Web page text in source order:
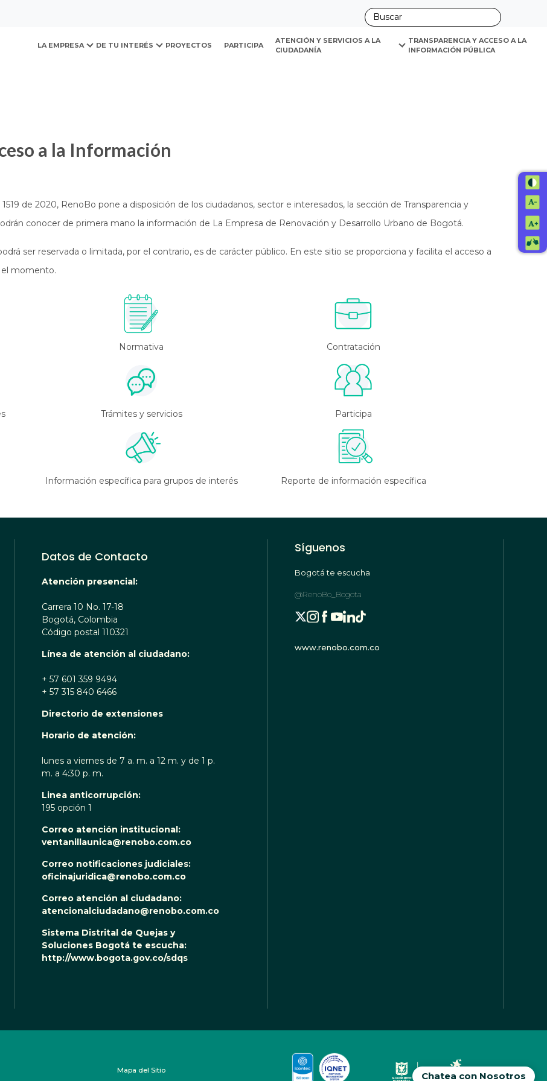
y Desarrollo Urbano
Chatea con Nosotros
LA EMPRESA DE TU INTERÉS PROYECTOS PARTICIPA
ATENCIÓN Y SERVICIOS A LA
CIUDADANÍA
TRANSPARENCIA Y ACCESO A LA
INFORMACIÓN PÚBLICA
a la Información
de 2020, RenoBo pone a disposición de los ciudadanos, sector e interesados, la sección de Transparencia y
conocer de primera mano la información de La Empresa de Renovación y Desarrollo Urbano de Bogotá.
ser reservada o limitada, por el contrario, es de carácter público. En este sitio se proporciona y facilita el acceso a
el momento.
Normativa Contratación
Trámites y servicios Participa
Información específica para grupos de interés Reporte de información específica
Datos de Contacto
Atención presencial:
Carrera 10 No. 17-18
Bogotá, Colombia
Código postal 110321
Línea de atención al ciudadano:
+ 57 601 359 9494
+ 57 315 840 6466
Directorio de extensiones
Horario de atención:
lunes a viernes de 7 a. m. a 12 m. y de 1 p.
m. a 4:30 p. m.
Linea anticorrupción:
195 opción 1
Correo atención institucional:
ventanillaunica@renobo.com.co
Correo notificaciones judiciales:
oficinajuridica@renobo.com.co
Correo atención al ciudadano:
atencionalciudadano@renobo.com.co
Sistema Distrital de Quejas y
Soluciones Bogotá te escucha:
http://www.bogota.gov.co/sdqs
Síguenos
Bogotá te escucha
@RenoBo_Bogota
www.renobo.com.co
Mapa del Sitio